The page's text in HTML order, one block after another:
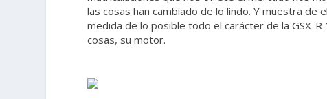
las cosas han cambiado de lo lindo. Y muestra de
medida de lo posible todo el carácter de la GSX-
cosas, su motor.